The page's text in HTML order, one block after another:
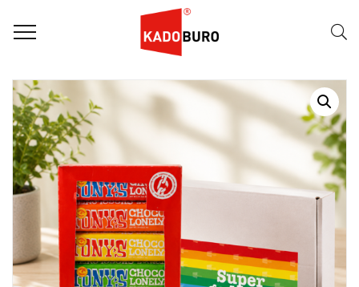
Home
Zakelijke bedankjes
Bedankje: Super gedaan!